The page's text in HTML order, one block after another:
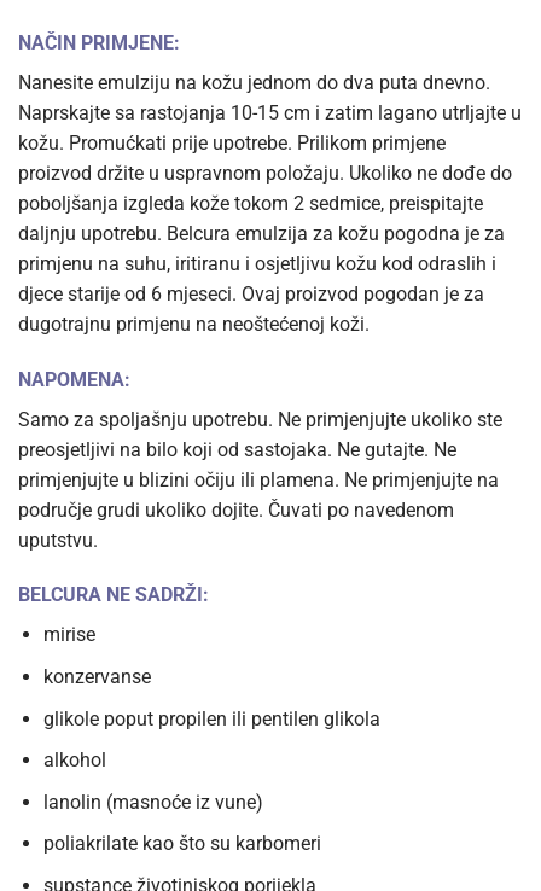
NAČIN PRIMJENE:
Nanesite emulziju na kožu jednom do dva puta dnevno.
Naprskajte sa rastojanja 10-15 cm i zatim lagano utrljajte u
kožu. Promućkati prije upotrebe. Prilikom primjene
proizvod držite u uspravnom položaju. Ukoliko ne dođe do
poboljšanja izgleda kože tokom 2 sedmice, preispitajte
daljnju upotrebu. Belcura emulzija za kožu pogodna je za
primjenu na suhu, iritiranu i osjetljivu kožu kod odraslih i
djece starije od 6 mjeseci. Ovaj proizvod pogodan je za
dugotrajnu primjenu na neoštećenoj koži.
NAPOMENA:
Samo za spoljašnju upotrebu. Ne primjenjujte ukoliko ste
preosjetljivi na bilo koji od sastojaka. Ne gutajte. Ne
primjenjujte u blizini očiju ili plamena. Ne primjenjujte na
područje grudi ukoliko dojite. Čuvati po navedenom
uputstvu.
BELCURA NE SADRŽI:
mirise
konzervanse
glikole poput propilen ili pentilen glikola
alkohol
lanolin (masnoće iz vune)
poliakrilate kao što su karbomeri
supstance životinjskog porijekla